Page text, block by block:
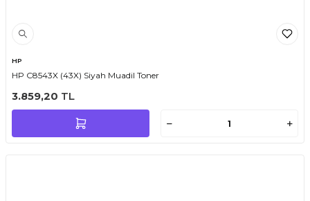
HP
HP C8543X (43X) Siyah Muadil Toner
3.859,20 TL